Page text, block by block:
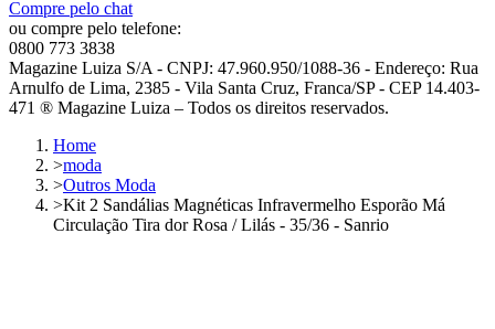
Compre pelo chat
ou compre pelo telefone:
0800 773 3838
Magazine Luiza S/A - CNPJ: 47.960.950/1088-36 - Endereço: Rua
Arnulfo de Lima, 2385 - Vila Santa Cruz, Franca/SP - CEP 14.403-
471 ® Magazine Luiza – Todos os direitos reservados.
Home
>moda
>Outros Moda
>Kit 2 Sandálias Magnéticas Infravermelho Esporão Má
Circulação Tira dor Rosa / Lilás - 35/36 - Sanrio